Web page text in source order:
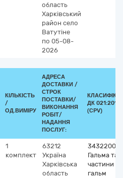
область
Харківський
район село
Ватутіне
по 05-08-
2026
КІЛЬКІСТЬ
/
ОД.ВИМІРУ
АДРЕСА
ДОСТАВКИ /
СТРОК
ПОСТАВКИ/
ВИКОНАННЯ
РОБІТ/
НАДАННЯ
ПОСЛУГ:
ДК 021:2015
(CPV)
1
комплект
63212
Україна
Харківська
область
Гальма та
частини
гальм